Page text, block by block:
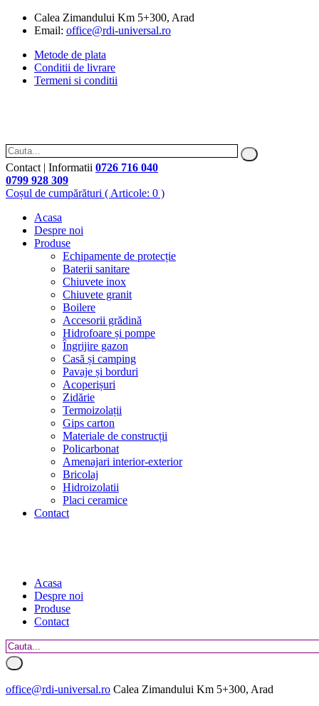
Calea Zimandului Km 5+300, Arad
Email: office@rdi-universal.ro
Metode de plata
Conditii de livrare
Termeni si conditii
Contact | Informatii 0726 716 040
0799 928 309
Coșul de cumpărături ( Articole: 0 )
Acasa
Despre noi
Produse
Echipamente de protecție
Baterii sanitare
Chiuvete inox
Chiuvete granit
Boilere
Accesorii grădină
Hidrofoare și pompe
Îngrijire gazon
Casă și camping
Pavaje și borduri
Acoperișuri
Zidărie
Termoizolații
Gips carton
Materiale de construcții
Policarbonat
Amenajari interior-exterior
Bricolaj
Hidroizolatii
Placi ceramice
Contact
Acasa
Despre noi
Produse
Contact
office@rdi-universal.ro Calea Zimandului Km 5+300, Arad